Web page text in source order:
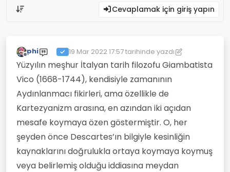
Cevaplamak için giriş yapın
Çevrimdışı
phi 19 Mar 2022 17:57tarihinde yazdı
Son düzenleyen: phi
Yüzyılın meşhur İtalyan tarih filozofu Giambatista
Vico (1668-1744), kendisiyle zamanının
Aydınlanmacı fikirleri, ama özellikle de
Kartezyanizm arasına, en azından iki açıdan
mesafe koymaya özen göstermiştir. O, her
şeyden önce Descartes’ın bilgiyle kesinliğin
kaynaklarını doğrulukla ortaya koymaya koymuş
veya belirlemiş olduğu iddiasına meydan